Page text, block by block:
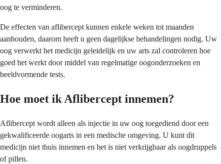
oog te verminderen.
De effecten van aflibercept kunnen enkele weken tot maanden
aanhouden, daarom heeft u geen dagelijkse behandelingen nodig. Uw
oog verwerkt het medicijn geleidelijk en uw arts zal controleren hoe
goed het werkt door middel van regelmatige oogonderzoeken en
beeldvormende tests.
Hoe moet ik Aflibercept innemen?
Aflibercept wordt alleen als injectie in uw oog toegediend door een
gekwalificeerde oogarts in een medische omgeving. U kunt dit
medicijn niet thuis innemen en het is niet verkrijgbaar als oogdruppels
of pillen.